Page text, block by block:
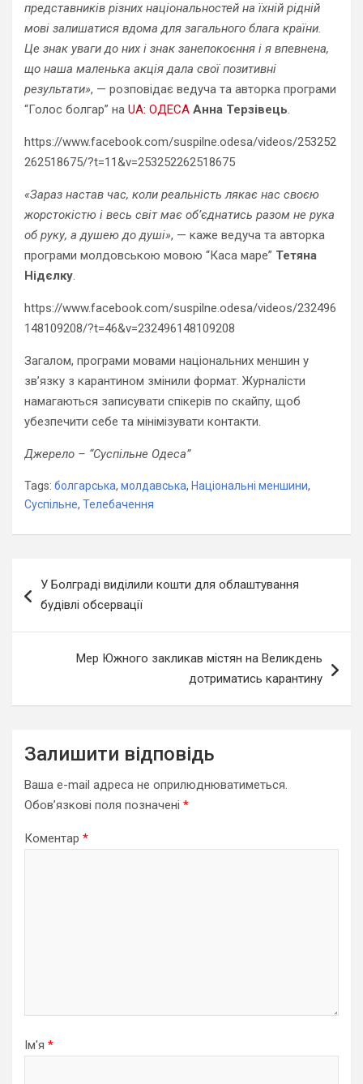
представників різних національностей на їхній рідній
мові залишатися вдома для загального блага країни.
Це знак уваги до них і знак занепокоєння і я впевнена,
що наша маленька акція дала свої позитивні
результати», — розповідає ведуча та авторка програми
“Голос болгар” на UA: ОДЕСА Анна Терзівець.
https://www.facebook.com/suspilne.odesa/videos/253252
262518675/?t=11&v=253252262518675
«Зараз настав час, коли реальність лякає нас своєю
жорстокістю і весь світ має об’єднатись разом не рука
об руку, а душею до душі», — каже ведуча та авторка
програми молдовською мовою “Каса маре” Тетяна
Нідєлку.
https://www.facebook.com/suspilne.odesa/videos/232496
148109208/?t=46&v=232496148109208
Загалом, програми мовами національних меншин у
зв’язку з карантином змінили формат. Журналісти
намагаються записувати спікерів по скайпу, щоб
убезпечити себе та мінімізувати контакти.
Джерело – “Суспільне Одеса”
Tags: болгарська, молдавська, Національні меншини,
Суспільне, Телебачення
записів
У Болграді виділили кошти для облаштування
будівлі обсервації
Мер Южного закликав містян на Великдень
дотриматись карантину
Залишити відповідь
Ваша e-mail адреса не оприлюднюватиметься.
Обов’язкові поля позначені *
Коментар *
Ім'я *